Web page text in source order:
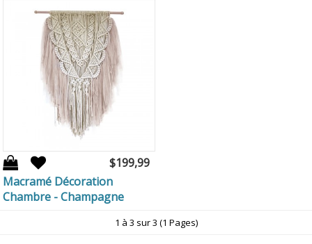
$199,99
Macramé Décoration
Chambre - Champagne
1 à 3 sur 3 (1 Pages)